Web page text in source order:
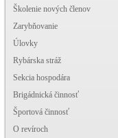
Školenie nových členov
Zarybňovanie
Úlovky
Rybárska stráž
Sekcia hospodára
Brigádnická činnosť
Športová činnosť
O revíroch